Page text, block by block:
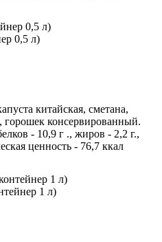
0,5 л)
китайская, сметана,
горошек консервированный.
- 10,9 г ., жиров - 2,2 г.,
ценность - 76,7 ккал
1 л)